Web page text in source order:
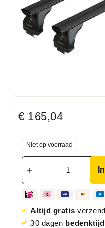
€ 165,04
Niet op voorraad
Altijd gratis
30 dagen bedenktijd